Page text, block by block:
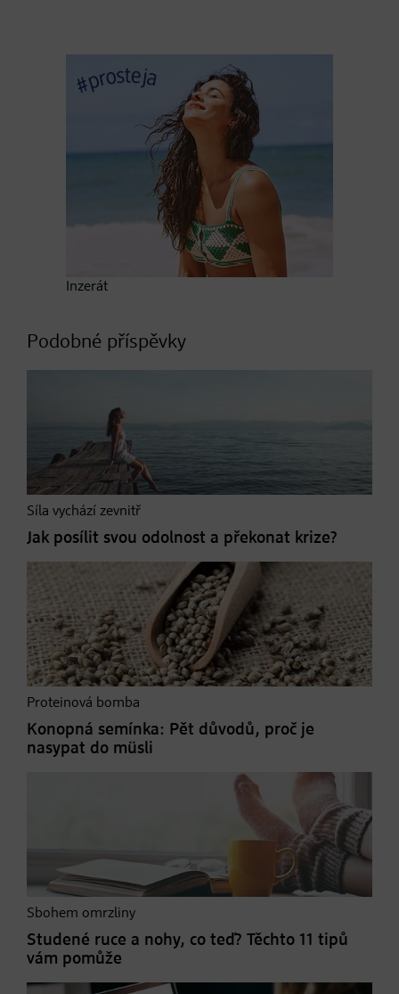
Inzerát
Podobné příspěvky
Síla vychází zevnitř
Jak posílit svou odolnost a překonat krize?
Proteinová bomba
Konopná semínka: Pět důvodů, proč je
nasypat do müsli
Sbohem omrzliny
Studené ruce a nohy, co teď? Těchto 11 tipů
vám pomůže